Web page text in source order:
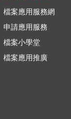
檔案應用服務網
申請應用服務
檔案小學堂
檔案應用推廣